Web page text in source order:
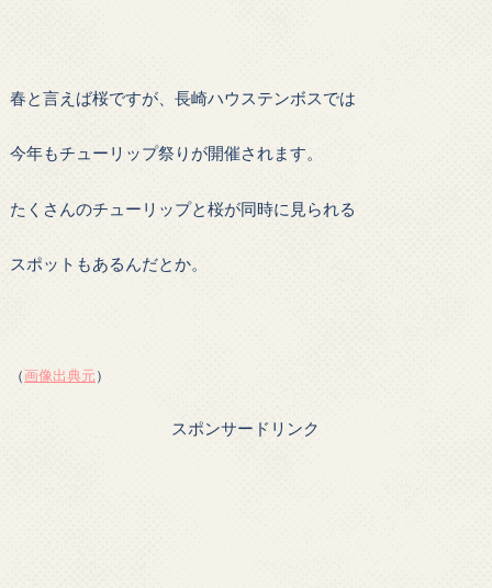
春と言えば桜ですが、長崎ハウステンボスでは
今年もチューリップ祭りが開催されます。
たくさんのチューリップと桜が同時に見られる
スポットもあるんだとか。
（画像出典元）
スポンサードリンク